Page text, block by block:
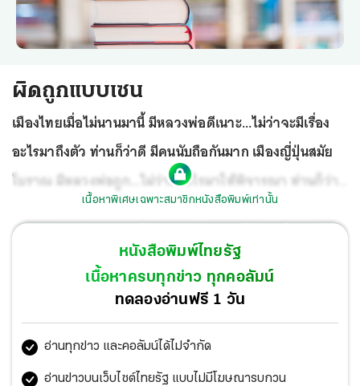
ผิดถูกแบบเซน
เมืองไทยเมื่อไม่นานมานี้ มีหลวงพ่อดีเนาะ...ไม่ว่าจะมีเรื่อง
อะไรมาถึงตัว ท่านก็ว่าดี มีคนนับถือกันมาก เมืองญี่ปุ่นสมัย
โบราณ มีหลวงพ่อถูก...ไม่ว่ามีอะไรมาให้พิจารณา ท่านก็ว่า
ถูกไปทุกเรื่องเนื้อหาพิเศษเฉพาะสมาชิกหนังสือพิมพ์เท่านั้น
หนังสือพิมพ์ไทยรัฐ
เนื้อหาครบทุกข่าว ทุกคอลัมน์
ทดลองอ่านฟรี 1 วัน
อ่านทุกข่าว และคอลัมน์ได้ไม่จำกัด
อ่านข่าวบนเว็บไซต์ไทยรัฐ แบบไม่มีโฆษณารบกวน